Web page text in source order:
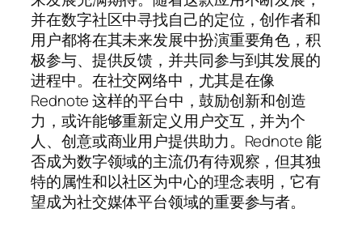
并在数字社区中寻找自己的定位，创作者和
用户都将在其未来发展中扮演重要角色，积
极参与、提供反馈，并共同参与到其发展的
进程中。在社交网络中，尤其是在像
Rednote 这样的平台中，鼓励创新和创造
力，或许能够重新定义用户交互，并为个
人、创意或商业用户提供助力。Rednote 能
否成为数字领域的主流仍有待观察，但其独
特的属性和以社区为中心的理念表明，它有
望成为社交媒体平台领域的重要参与者。